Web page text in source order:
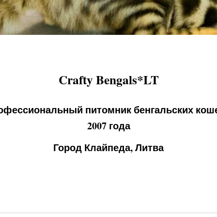
Crafty Bengals*LT
питомник бенгальских
2007 года
Город Клайпеда, Литва